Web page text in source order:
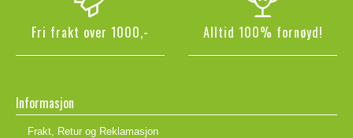
Fri frakt over 1000,- Alltid 100% fornøyd!
Informasjon
Frakt, Retur og Reklamasjon